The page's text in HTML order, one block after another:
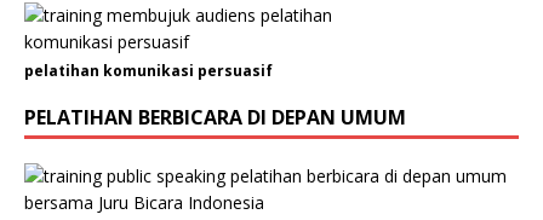
pelatihan komunikasi persuasif
PELATIHAN BERBICARA DI DEPAN UMUM